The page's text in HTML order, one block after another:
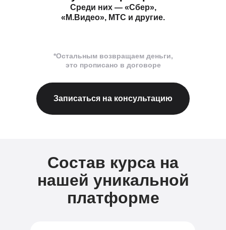
*Остальным возвращаем деньги,
это прописано в договоре
Среди них — «Сбер»,
«М.Видео», МТС и другие.
Записаться на консультацию
Состав курса на
нашей уникальной
платформе